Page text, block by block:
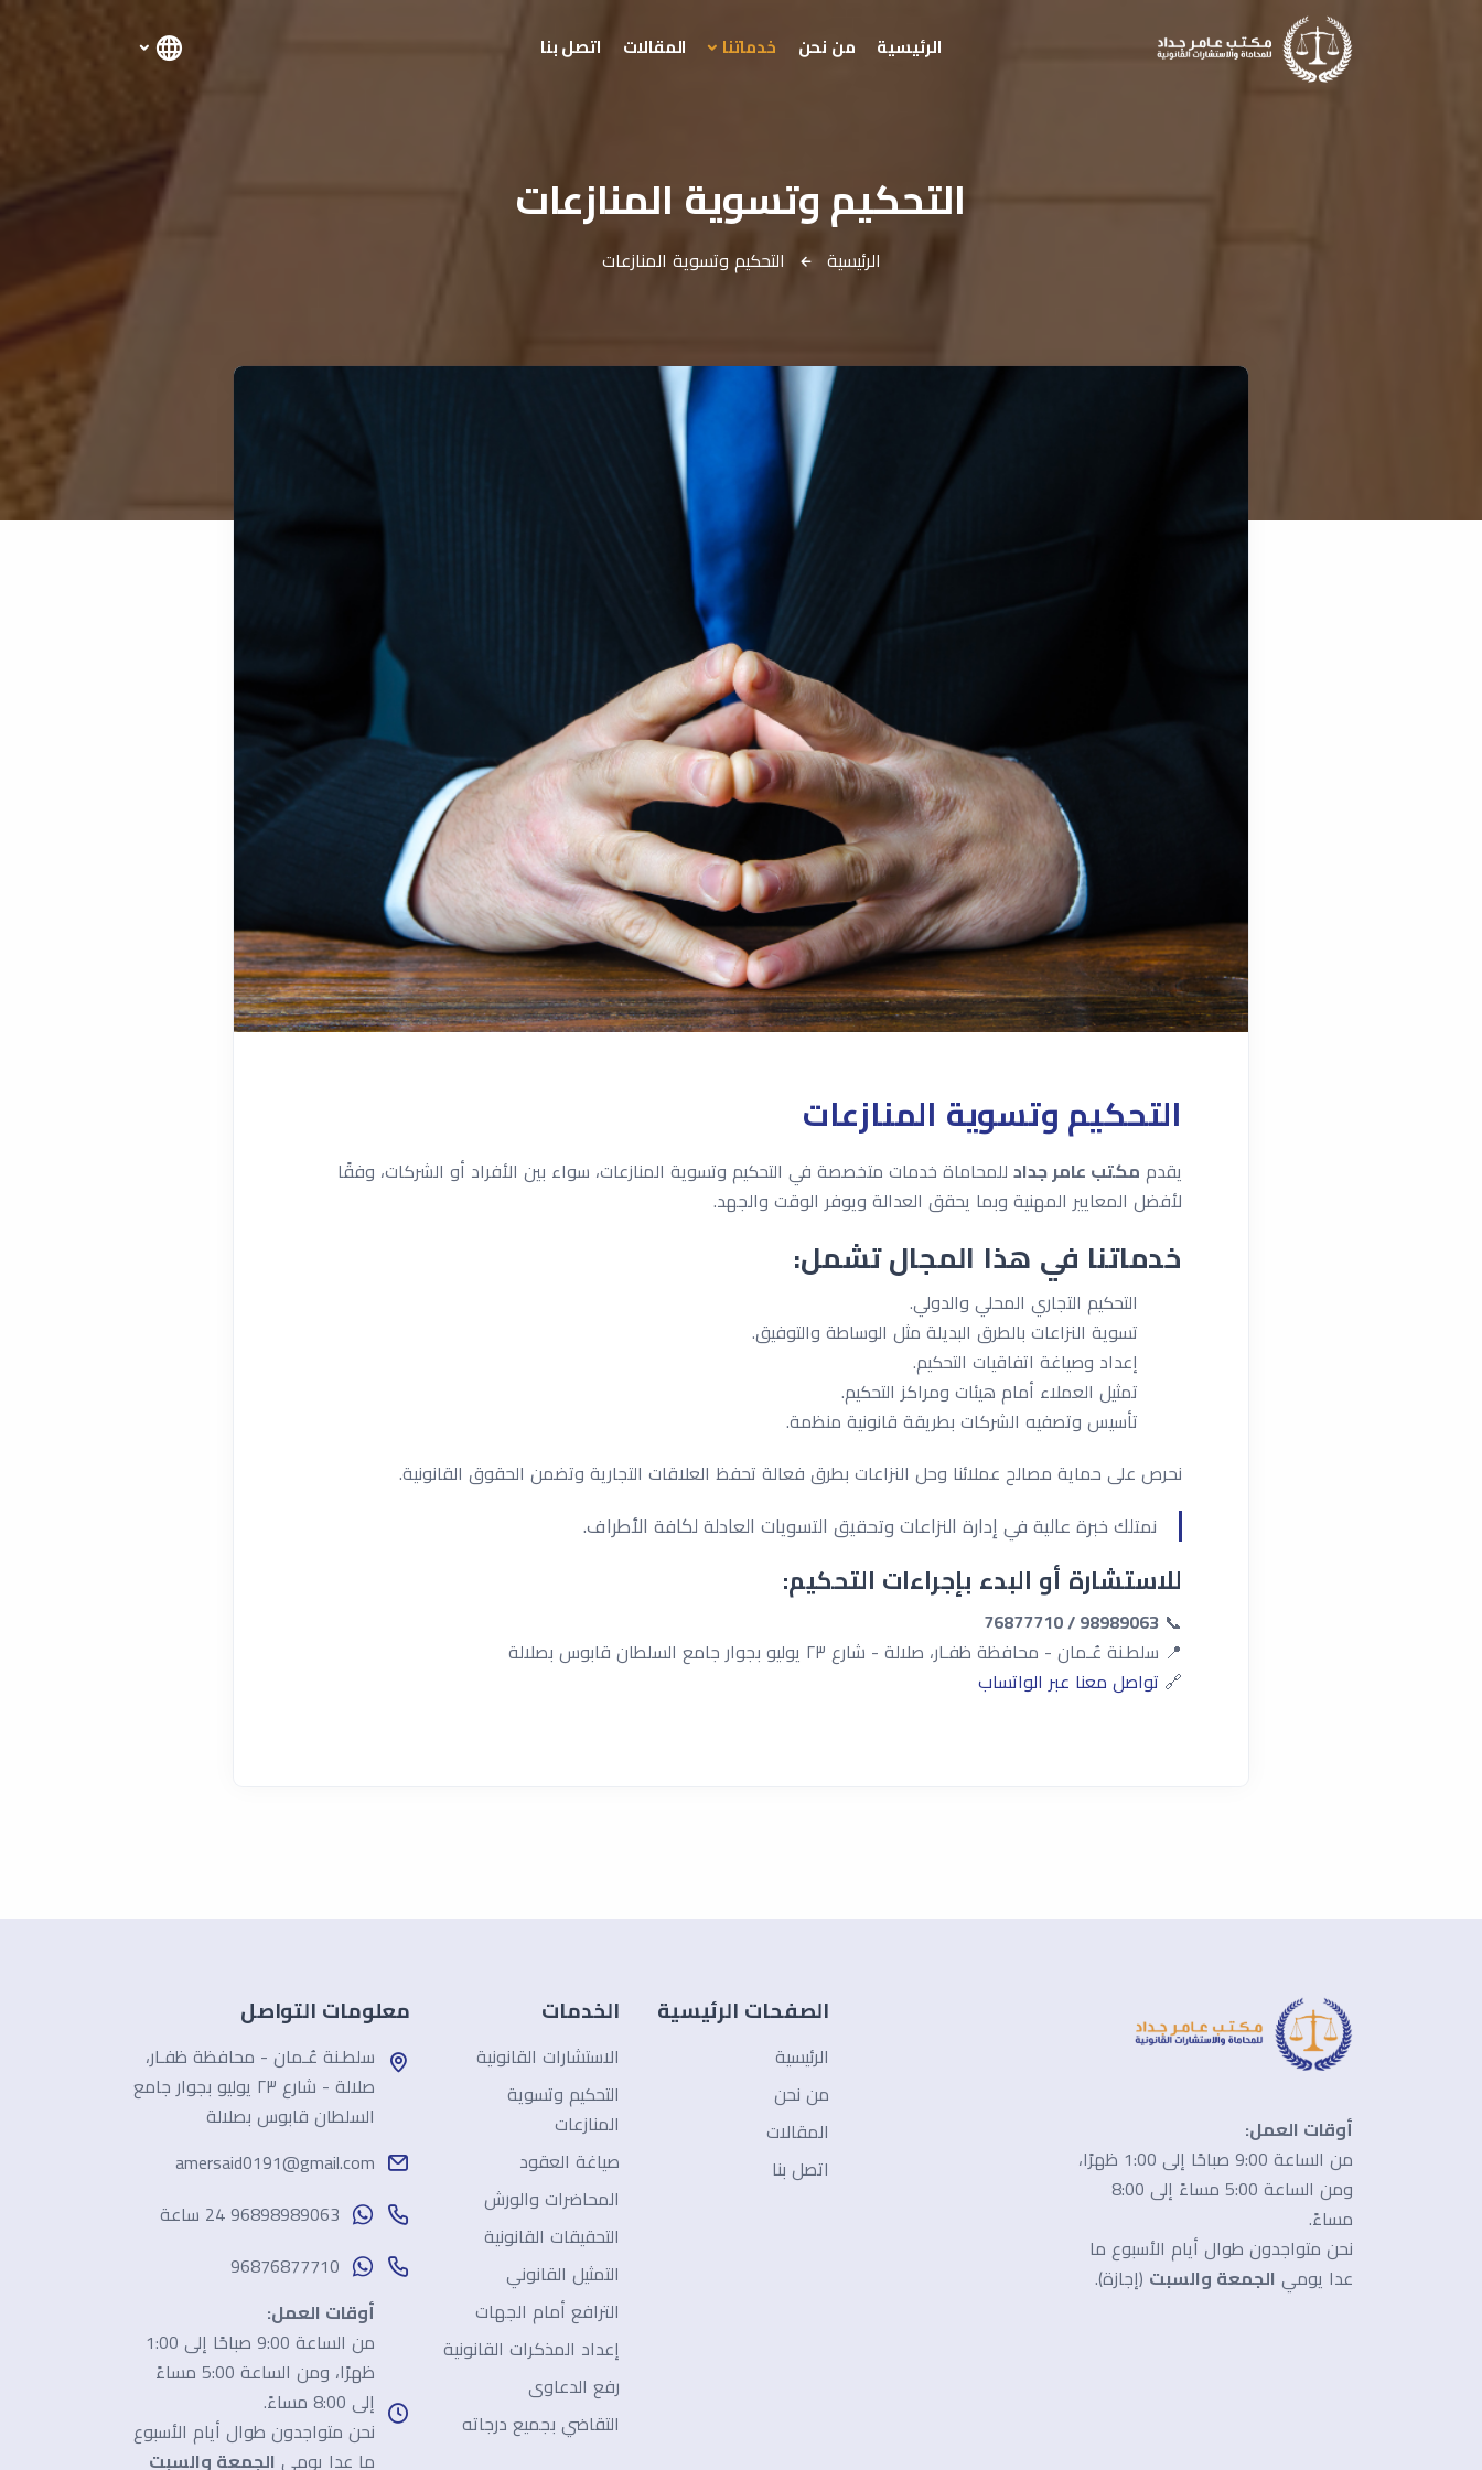
الرئيسية من نحن خدماتنا المقالات اتصل بنا
التحكيم وتسوية المنازعات
الرئيسية التحكيم وتسوية المنازعات
التحكيم وتسوية المنازعات
يقدم مكتب عامر جداد للمحاماة خدمات متخصصة في التحكيم وتسوية المنازعات، سواء بين الأفراد أو الشركات، وفقًا
لأفضل المعايير المهنية وبما يحقق العدالة ويوفر الوقت والجهد.
خدماتنا في هذا المجال تشمل:
التحكيم التجاري المحلي والدولي.
تسوية النزاعات بالطرق البديلة مثل الوساطة والتوفيق.
إعداد وصياغة اتفاقيات التحكيم.
تمثيل العملاء أمام هيئات ومراكز التحكيم.
تأسيس وتصفيه الشركات بطريقة قانونية منظمة.
نحرص على حماية مصالح عملائنا وحل النزاعات بطرق فعالة تحفظ العلاقات التجارية وتضمن الحقوق القانونية.
نمتلك خبرة عالية في إدارة النزاعات وتحقيق التسويات العادلة لكافة الأطراف.
للاستشارة أو البدء بإجراءات التحكيم:
📞
98989063 / 76877710
📍 سلطـنة عُـمان - محافظة ظفـار، صلالة - شارع ٢٣ يوليو بجوار جامع السلطان قابوس بصلالة
🔗 تواصل معنا عبر الواتساب
أوقات العمل:
من الساعة 9:00 صباحًا إلى 1:00 ظهرًا،
ومن الساعة 5:00 مساءً إلى 8:00
مساءً.
نحن متواجدون طوال أيام الأسبوع ما
عدا يومي الجمعة والسبت (إجازة).
الصفحات الرئيسية
الرئيسية
من نحن
المقالات
اتصل بنا
الخدمات
الاستشارات القانونية
التحكيم وتسوية
المنازعات
صياغة العقود
المحاضرات والورش
التحقيقات القانونية
التمثيل القانوني
الترافع أمام الجهات
إعداد المذكرات القانونية
رفع الدعاوى
التقاضي بجميع درجاته
معلومات التواصل
سلطـنة عُـمان - محافظة ظفـار،
صلالة - شارع ٢٣ يوليو بجوار جامع
السلطان قابوس بصلالة
amersaid0191@gmail.com
96898989063 24 ساعة
96876877710
أوقات العمل:
من الساعة 9:00 صباحًا إلى 1:00
ظهرًا، ومن الساعة 5:00 مساءً
إلى 8:00 مساءً.
نحن متواجدون طوال أيام الأسبوع
ما عدا يومي الجمعة والسبت